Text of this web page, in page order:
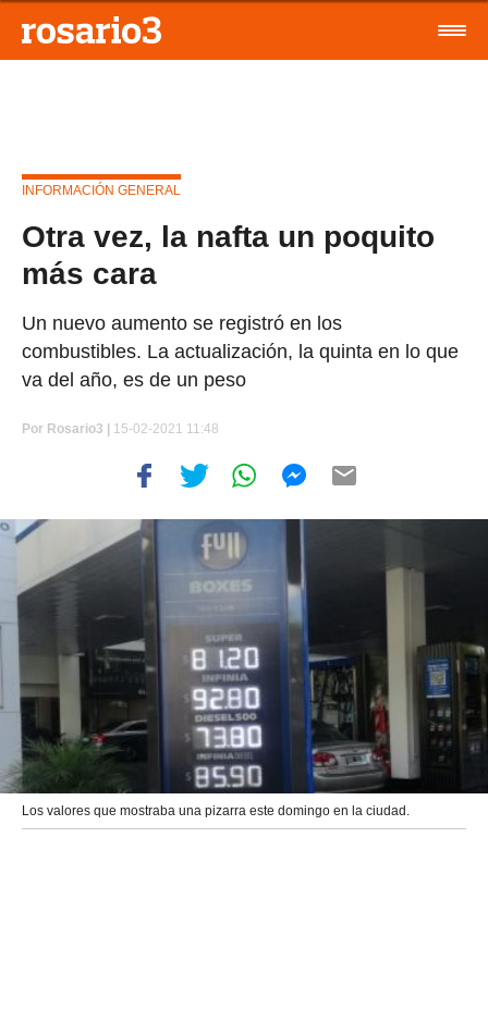
INFORMACIÓN GENERAL
Otra vez, la nafta un poquito
más cara
Un nuevo aumento se registró en los
combustibles. La actualización, la quinta en lo que
va del año, es de un peso
Por Rosario3 | 15-02-2021 11:48
Los valores que mostraba una pizarra este domingo en la ciudad.